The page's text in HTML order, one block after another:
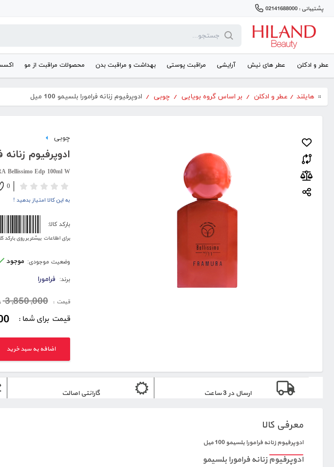
پشتیبانی : 02141688000
عطر و ادکلن عطر های نیش آرایشی مراقبت پوستی بهداشت و مراقبت بدن محصولات مراقبت از مو
هایلند / عطر و ادکلن / بر اساس گروه بویایی / چوبی / ادوپرفیوم زنانه فرامورا بلسیمو 100 میل
چوبی
ادوپرفیوم زنانه
Bellissimo Edp 100ml W
0
به این کالا امتیاز بدهید !
بارکد کالا:
برای اطلاعات بیشتر بر روی بارکد
وضعیت موجودی: موجود
برند: فرامورا
قیمت : 3,850,000
قیمت برای شما :
اضافه به سبد خرید
ارسال در 3 ساعت گارانتی اصالت
معرفی کالا
ادوپرفیوم زنانه فرامورا بلسیمو 100 میل
ادوپرفیوم زنانه فرامورا بلسیمو